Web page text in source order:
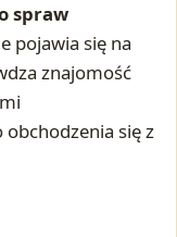
spraw
pojawia się na
znajomość
się z